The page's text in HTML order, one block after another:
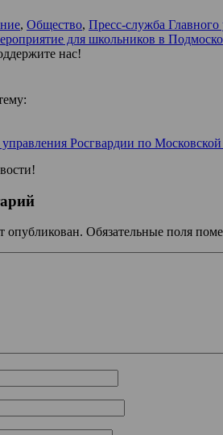
, Общество, Пресс-служба
для школьников в
нас!
Росгвардии по
опубликован. Обязательные поля